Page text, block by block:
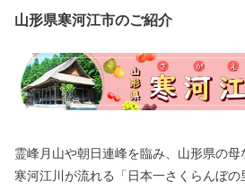
山形県寒河江市のご紹介
霊峰月山や朝日連峰を臨み、山形県の母
寒河江川が流れる「日本一さくらんぼ